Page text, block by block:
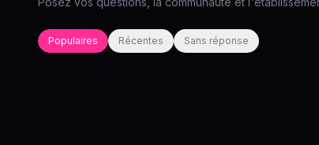
Populaires Récentes Sans réponse